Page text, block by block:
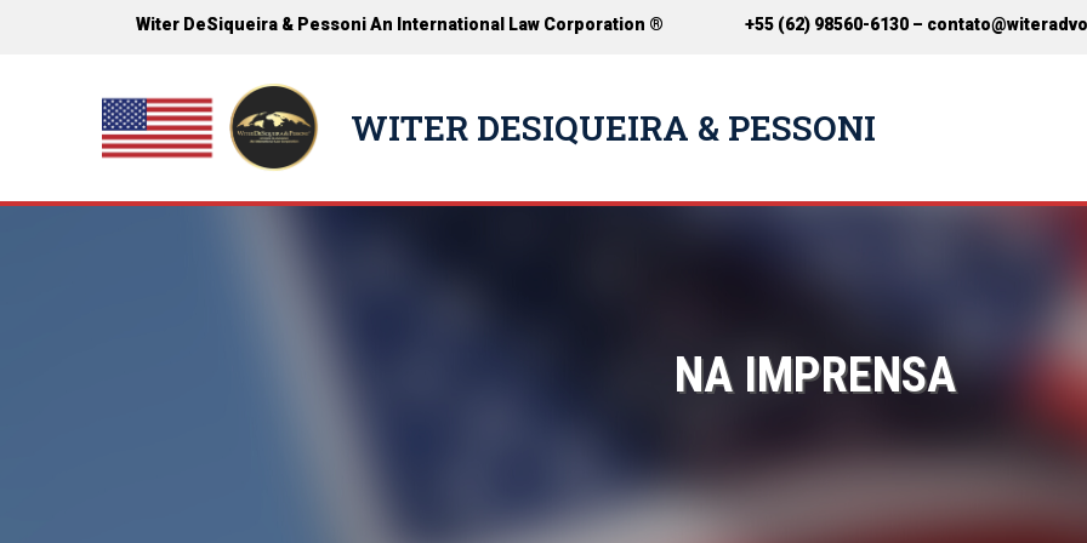
Witer DeSiqueira & Pessoni An International Law Corporation ® +55 (62) 98560-6130 –
WITER DESIQUEIRA & PESSONI
NA IMPRENSA